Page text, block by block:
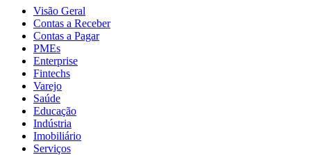
Visão Geral
Contas a Receber
Contas a Pagar
PMEs
Enterprise
Fintechs
Varejo
Saúde
Educação
Indústria
Imobiliário
Serviços